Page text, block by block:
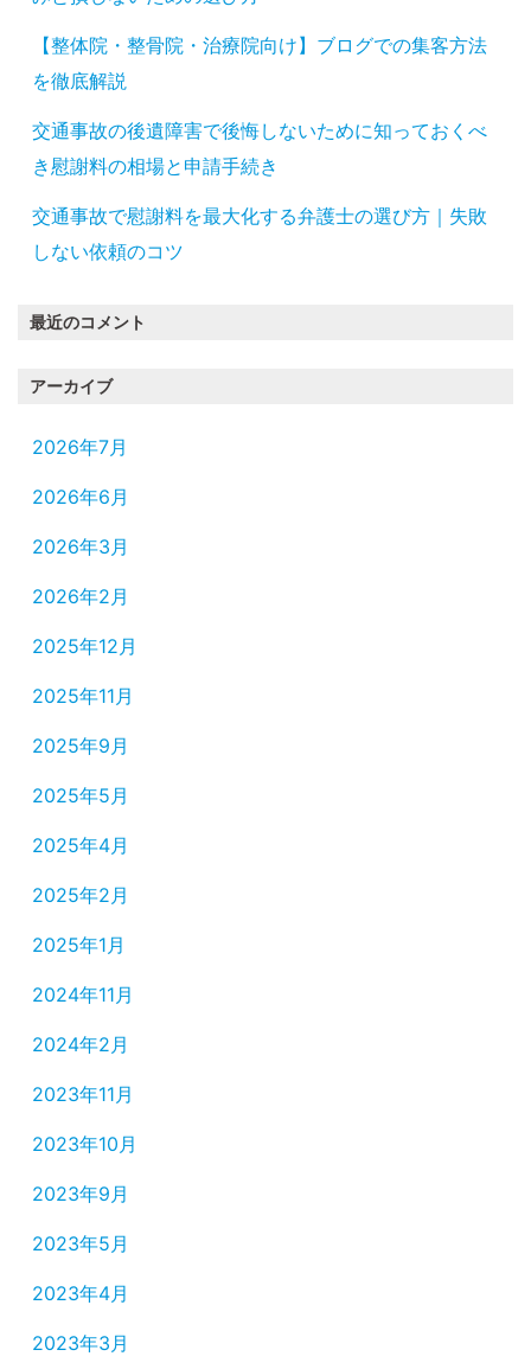
【整体院・整骨院・治療院向け】ブログでの集客方法
を徹底解説
交通事故の後遺障害で後悔しないために知っておくべ
き慰謝料の相場と申請手続き
交通事故で慰謝料を最大化する弁護士の選び方｜失敗
しない依頼のコツ
最近のコメント
アーカイブ
2026年7月
2026年6月
2026年3月
2026年2月
2025年12月
2025年11月
2025年9月
2025年5月
2025年4月
2025年2月
2025年1月
2024年11月
2024年2月
2023年11月
2023年10月
2023年9月
2023年5月
2023年4月
2023年3月